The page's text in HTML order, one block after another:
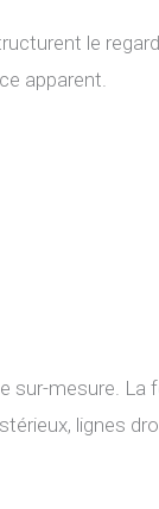
le
apparent.
sur-mesure. La
lignes